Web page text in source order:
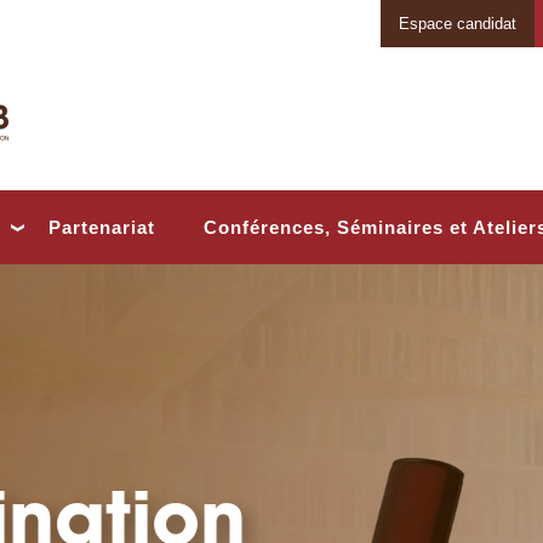
Espace candidat
Partenariat Conférences, Séminaires et